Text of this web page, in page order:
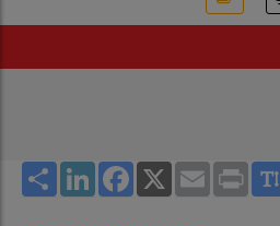
Share LinkedInFacebook
X Email Print